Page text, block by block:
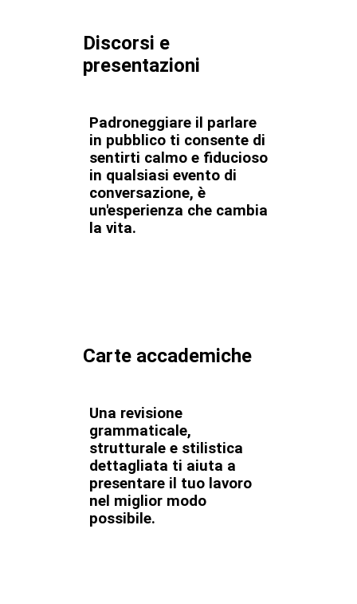
Discorsi e
presentazioni
Padroneggiare il parlare
in pubblico ti consente di
sentirti calmo e fiducioso
in qualsiasi evento di
conversazione, è
un'esperienza che cambia
la vita.
Carte accademiche
Una revisione
grammaticale,
strutturale e stilistica
dettagliata ti aiuta a
presentare il tuo lavoro
nel miglior modo
possibile.